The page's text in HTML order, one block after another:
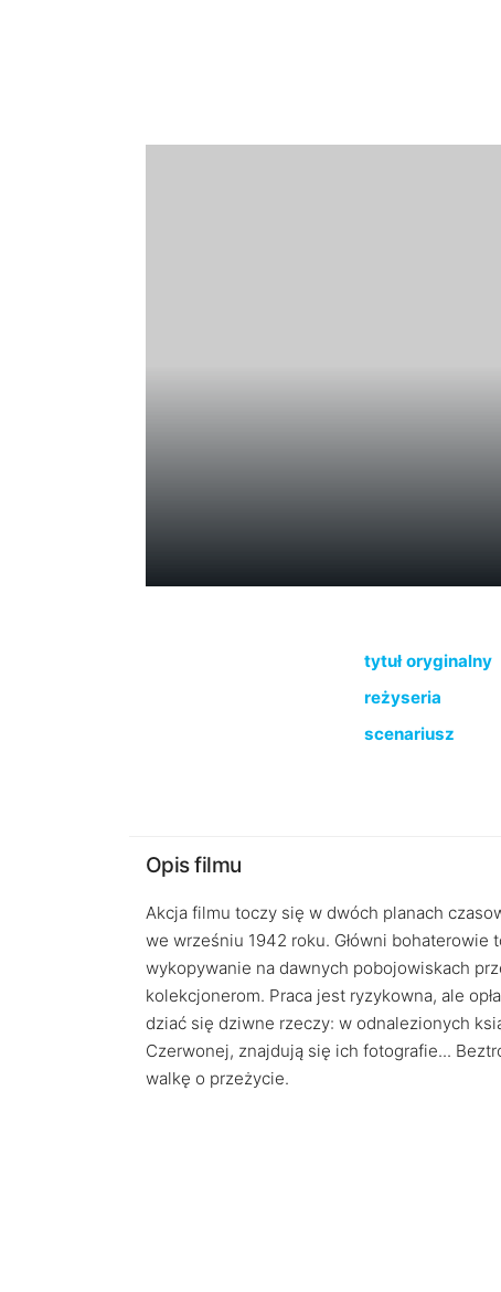
tytuł oryginalny
reżyseria
scenariusz
Opis filmu
Akcja filmu toczy się w dwóch planach
we wrześniu 1942 roku. Główni
wykopywanie na dawnych pobojowiskach
kolekcjonerom. Praca jest ryzykowna, ale
dziać się dziwne rzeczy: w odnalezionych
Czerwonej, znajdują się ich fotografie...
walkę o przeżycie.